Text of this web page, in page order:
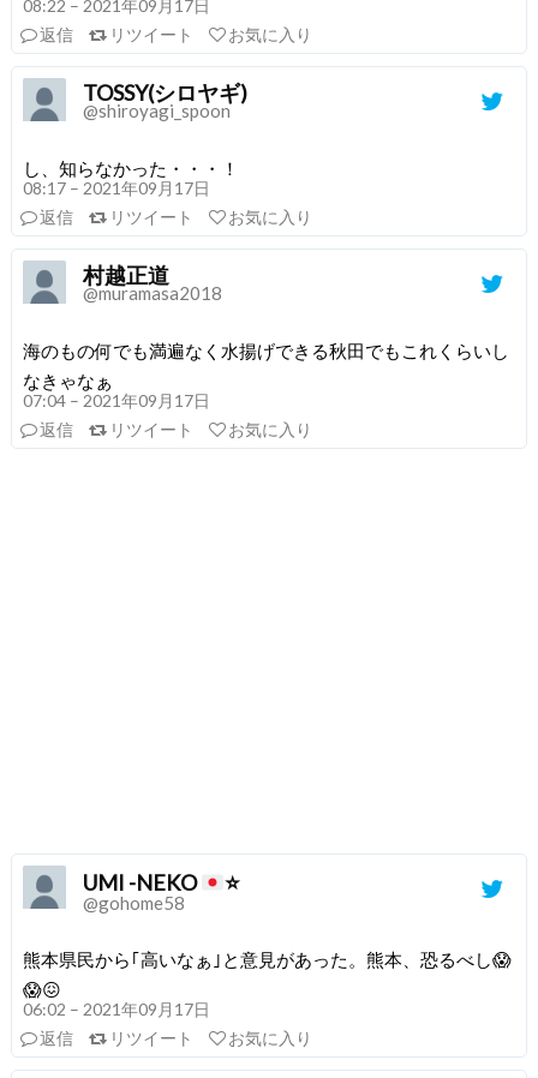
08:22 – 2021年09月17日
返信
リツイート お気に入り
TOSSY(シロヤギ)
@shiroyagi_spoon
し、知らなかった・・・！
08:17 – 2021年09月17日
返信
リツイート お気に入り
村越正道
@muramasa2018
海のもの何でも満遍なく水揚げできる秋田でもこれくらいし
なきゃなぁ
07:04 – 2021年09月17日
返信
リツイート お気に入り
UMI -NEKO ⭐
@gohome58
熊本県民から｢高いなぁ｣と意見があった。熊本、恐るべし😱
😱😖
06:02 – 2021年09月17日
返信
リツイート お気に入り